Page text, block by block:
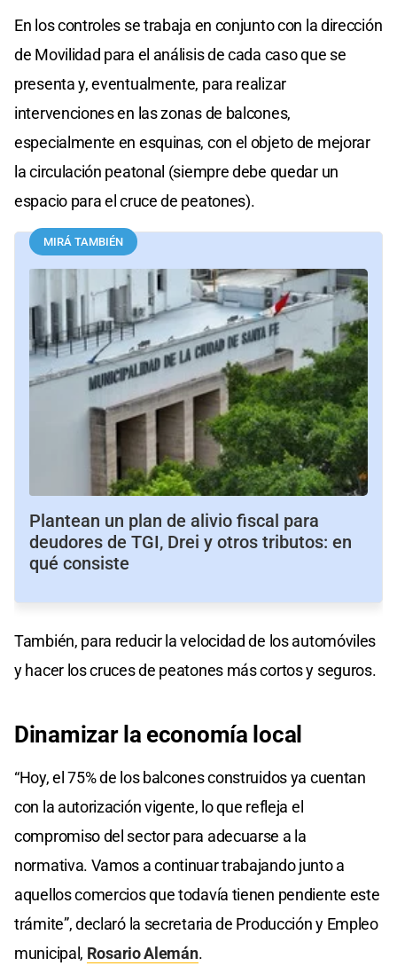
En los controles se trabaja en conjunto con la dirección
de Movilidad para el análisis de cada caso que se
presenta y, eventualmente, para realizar
intervenciones en las zonas de balcones,
especialmente en esquinas, con el objeto de mejorar
la circulación peatonal (siempre debe quedar un
espacio para el cruce de peatones).
MIRÁ TAMBIÉN
Plantean un plan de alivio fiscal para
deudores de TGI, Drei y otros tributos: en
qué consiste
También, para reducir la velocidad de los automóviles
y hacer los cruces de peatones más cortos y seguros.
Dinamizar la economía local
“Hoy, el 75% de los balcones construidos ya cuentan
con la autorización vigente, lo que refleja el
compromiso del sector para adecuarse a la
normativa. Vamos a continuar trabajando junto a
aquellos comercios que todavía tienen pendiente este
trámite”, declaró la secretaria de Producción y Empleo
municipal, Rosario Alemán.